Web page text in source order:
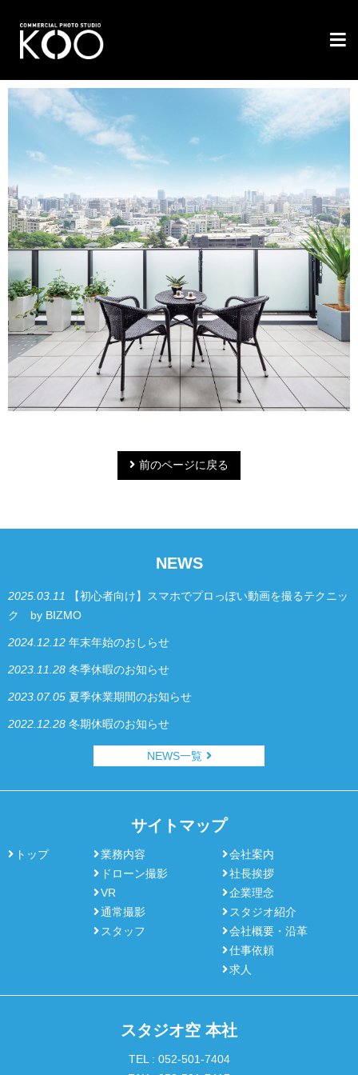
前のページに戻る
NEWS
2025.03.11
【初心者向け】スマホでプロっぽい動画を撮るテクニッ
ク by BIZMO
2024.12.12 年末年始のおしらせ
2023.11.28 冬季休暇のお知らせ
2023.07.05 夏季休業期間のお知らせ
2022.12.28 冬期休暇のお知らせ
NEWS一覧
サイトマップ
トップ
業務内容
ドローン撮影
VR
通常撮影
スタッフ
会社案内
社長挨拶
企業理念
スタジオ紹介
会社概要・沿革
仕事依頼
求人
スタジオ空 本社
TEL : 052-501-7404